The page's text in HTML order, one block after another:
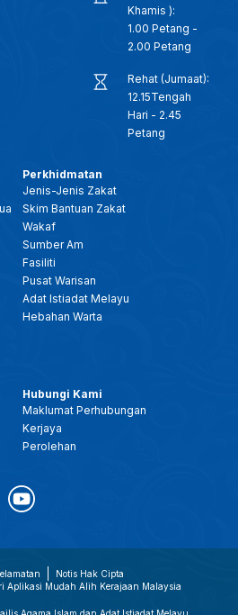
Khamis ):
1.00 Petang -
2.00 Petang
Rehat (Jumaat):
12.15Tengah
Hari - 2.45
Petang
Perkhidmatan
Jenis-Jenis Zakat
Skim Bantuan Zakat
Wakaf
Sumber Am
Fasiliti
Pusat Warisan
Adat Istiadat Melayu
Hebahan Warta
Hubungi Kami
Maklumat Perhubungan
Kerjaya
Perolehan
Notis Hak Cipta
Aplikasi Mudah Alih Kerajaan Malaysia